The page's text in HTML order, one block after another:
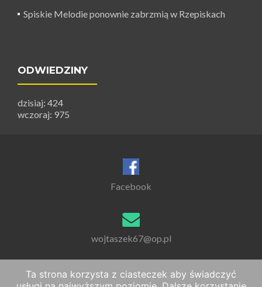
Spiskie Melodie ponownie zabrzmią w Rzepiskach
ODWIEDZINY
dzisiaj: 424
wczoraj: 975
Facebook
wojtaszek67@op.pl
Ta strona korzysta z ciasteczek aby świadczyć